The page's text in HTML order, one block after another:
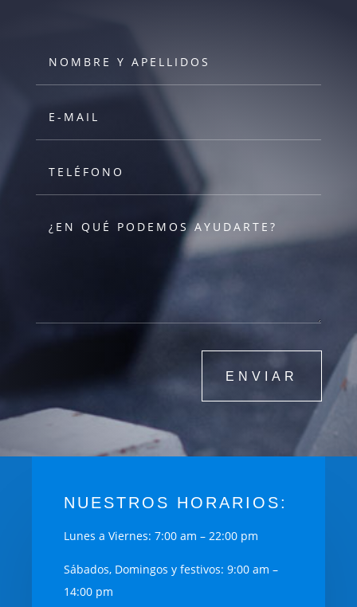
ENVIAR
NUESTROS HORARIOS:
Lunes a Viernes: 7:00 am – 22:00 pm
Sábados, Domingos y festivos: 9:00 am –
14:00 pm